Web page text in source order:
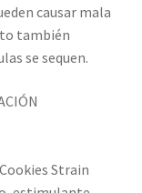
causar mala
también
se sequen.
Strain